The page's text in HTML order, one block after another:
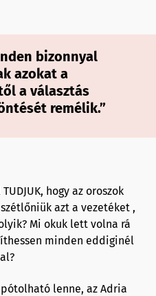
bizonnyal
azokat a
a választás
remélik.”
hogy az oroszok
azt a vezetéket ,
Mi okuk lett volna rá
minden eddiginél
pótolható lenne, az Adria